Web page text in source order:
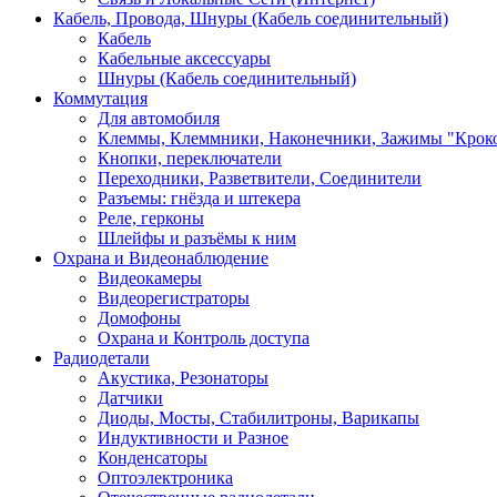
Кабель, Провода, Шнуры (Кабель соединительный)
Кабель
Кабельные аксессуары
Шнуры (Кабель соединительный)
Коммутация
Для автомобиля
Клеммы, Клеммники, Наконечники, Зажимы
Кнопки, переключатели
Переходники, Разветвители, Соединители
Разъемы: гнёзда и штекера
Реле, герконы
Шлейфы и разъёмы к ним
Охрана и Видеонаблюдение
Видеокамеры
Видеорегистраторы
Домофоны
Охрана и Контроль доступа
Радиодетали
Акустика, Резонаторы
Датчики
Диоды, Мосты, Стабилитроны, Варикапы
Индуктивности и Разное
Конденсаторы
Оптоэлектроника